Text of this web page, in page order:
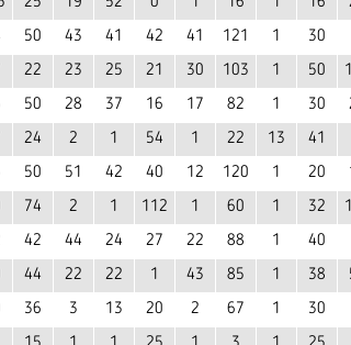
50 43 41 42 41 121 1 30
22 23 25 21 30 103 1 50
50 28 37 16 17 82 1 30
24 2 1 54 1 22 13 41
50 51 42 40 12 120 1 20
74 2 1 112 1 60 1 32
42 44 24 27 22 88 1 40
44 22 22 1 43 85 1 38
36 3 13 20 2 67 1 30